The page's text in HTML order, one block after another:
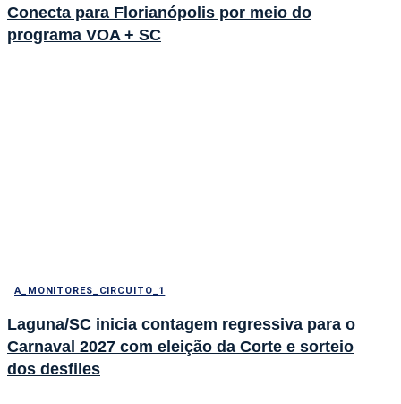
Conecta para Florianópolis por meio do
programa VOA + SC
A_MONITORES_CIRCUITO_1
Laguna/SC inicia contagem regressiva para o
Carnaval 2027 com eleição da Corte e sorteio
dos desfiles